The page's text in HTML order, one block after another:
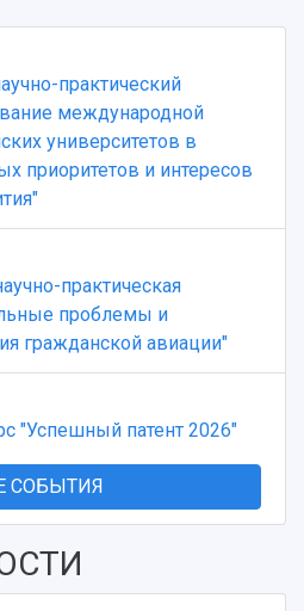
практический
международной
университетов в
приоритетов и интересов
практическая
проблемы и
гражданской авиации"
"Успешный патент 2026"
СОБЫТИЯ